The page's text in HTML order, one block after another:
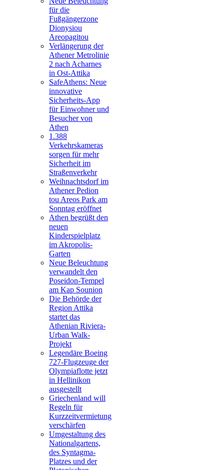
für die
Fußgängerzone
Dionysiou
Areopagitou
Verlängerung der
Athener Metrolinie
2 nach Acharnes
in Ost-Attika
SafeAthens: Neue
innovative
Sicherheits-App
für Einwohner und
Besucher von
Athen
1.388
Verkehrskameras
sorgen für mehr
Sicherheit im
Straßenverkehr
Weihnachtsdorf im
Athener Pedion
tou Areos Park am
Sonntag eröffnet
Athen begrüßt den
neuen
Kinderspielplatz
im Akropolis-
Garten
Neue Beleuchtung
verwandelt den
Poseidon-Tempel
am Kap Sounion
Die Behörde der
Region Attika
startet das
Athenian Riviera-
Urban Walk-
Projekt
Legendäre Boeing
727-Flugzeuge der
Olympiaflotte jetzt
in Hellinikon
ausgestellt
Griechenland will
Regeln für
Kurzzeitvermietung
verschärfen
Umgestaltung des
Nationalgartens,
des Syntagma-
Platzes und der